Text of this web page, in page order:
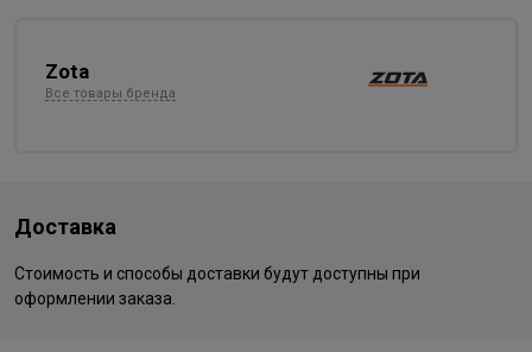
Zota
Все товары бренда
Доставка
Стоимость и способы доставки будут доступны при
оформлении заказа.